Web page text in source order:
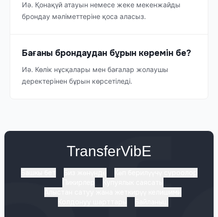
Иә. Қонақүй атауын немесе жеке мекенжайды
брондау мәліметтеріне қоса аласыз.
Бағаны брондаудан бұрын көремін бе?
Иә. Көлік нұсқалары мен бағалар жолаушы
деректерінен бұрын көрсетіледі.
TransferVibE